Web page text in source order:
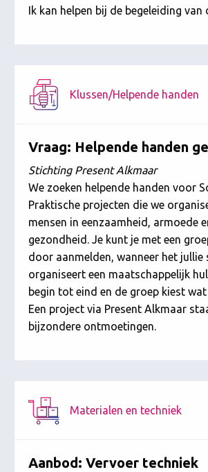
Ik kan helpen bij de begeleiding van
Klussen/Helpende handen
Vraag: Helpende handen
Stichting Present Alkmaar
We zoeken helpende handen voor
Praktische projecten die we
mensen in eenzaamheid, armoede
gezondheid. Je kunt je met een
door aanmelden, wanneer het jullie
organiseert een maatschappelijk
begin tot eind en de groep kiest wat
Een project via Present Alkmaar
bijzondere ontmoetingen.
Materialen en techniek
Aanbod: Vervoer techniek